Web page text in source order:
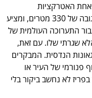
האטרקציות
המתויירות ביותר באירופה. הוא מתנשא לגובה של 330 מטרים, ומציע
התערוכה העולמית של
הלא שגרתי שלו. עם זאת,
הנדסית. המבקרים
פנורמי של העיר או
לא נחשב ביקור בלי